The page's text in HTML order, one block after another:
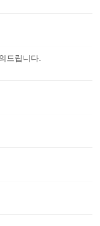
드립니다.